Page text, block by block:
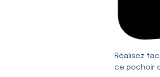
Réalisez
ce pochoir